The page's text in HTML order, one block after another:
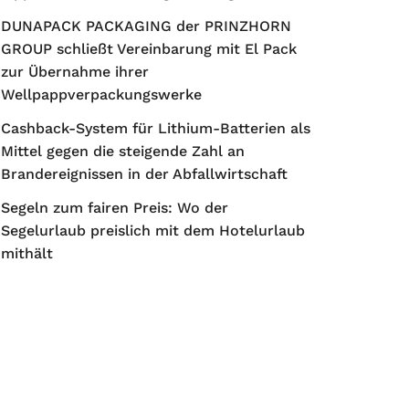
DUNAPACK PACKAGING der PRINZHORN
GROUP schließt Vereinbarung mit El Pack
zur Übernahme ihrer
Wellpappverpackungswerke
Cashback-System für Lithium-Batterien als
Mittel gegen die steigende Zahl an
Brandereignissen in der Abfallwirtschaft
Segeln zum fairen Preis: Wo der
Segelurlaub preislich mit dem Hotelurlaub
mithält